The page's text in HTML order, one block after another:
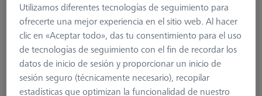
Product Type
Stylus
Ø Sphere (DK)
4,05 mm
Length (L)
50,0 mm
Stylus Tip Material
Diamond Coated
Stylus Tip
Sphere
Shaft Material
Carbon Fiber
Utilizamos diferentes tecnologías de seguimiento para
ofrecerte una mejor experiencia en el sitio web. Al hacer
clic en «Aceptar todo», das tu consentimiento para el uso
de tecnologías de seguimiento con el fin de recordar los
datos de inicio de sesión y proporcionar un inicio de
sesión seguro (técnicamente necesario), recopilar
estadísticas que optimizan la funcionalidad de nuestro